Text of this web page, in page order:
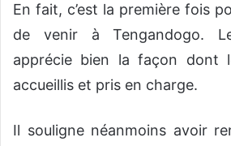
En fait, c’est la première fois
de venir à Tengandogo.
apprécie bien la façon dont
accueillis et pris en charge.
Il souligne néanmoins avoir